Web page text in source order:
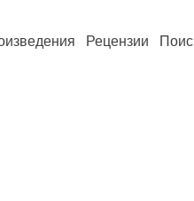
Рецензии